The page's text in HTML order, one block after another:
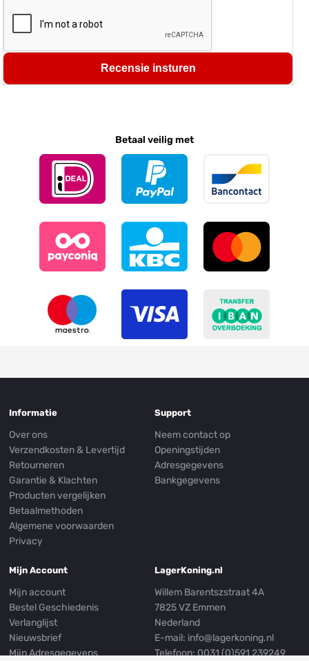
Recensie insturen
Betaal veilig met
Informatie
Over ons
Verzendkosten & Levertijd
Retourneren
Garantie & Klachten
Producten vergelijken
Betaalmethoden
Algemene voorwaarden
Privacy
Support
Neem contact op
Openingstijden
Adresgegevens
Bankgegevens
Mijn Account
Mijn account
Bestel Geschiedenis
Verlanglijst
Nieuwsbrief
Mijn Adresgegevens
LagerKoning.nl
Willem Barentszstraat 4A
7825 VZ Emmen
Nederland
E-mail: info@lagerkoning.nl
Telefoon: 0031 (0)591 239249